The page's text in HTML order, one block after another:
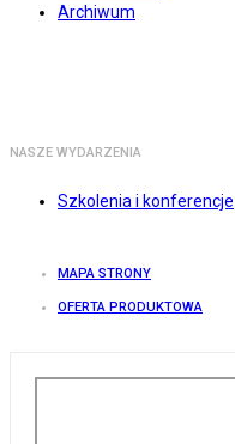
Archiwum
NASZE WYDARZENIA
Szkolenia i konferencje
MAPA STRONY
OFERTA PRODUKTOWA